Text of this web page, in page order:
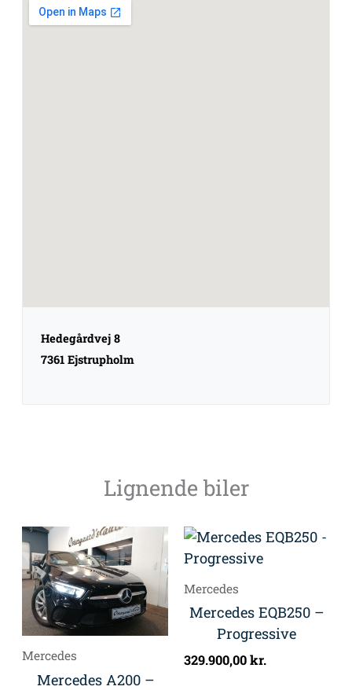
Hedegårdvej 8
7361 Ejstrupholm
Lignende biler
Mercedes
Mercedes A200 –
Mercedes
Mercedes EQB250 –
Progressive
329.900,00kr.